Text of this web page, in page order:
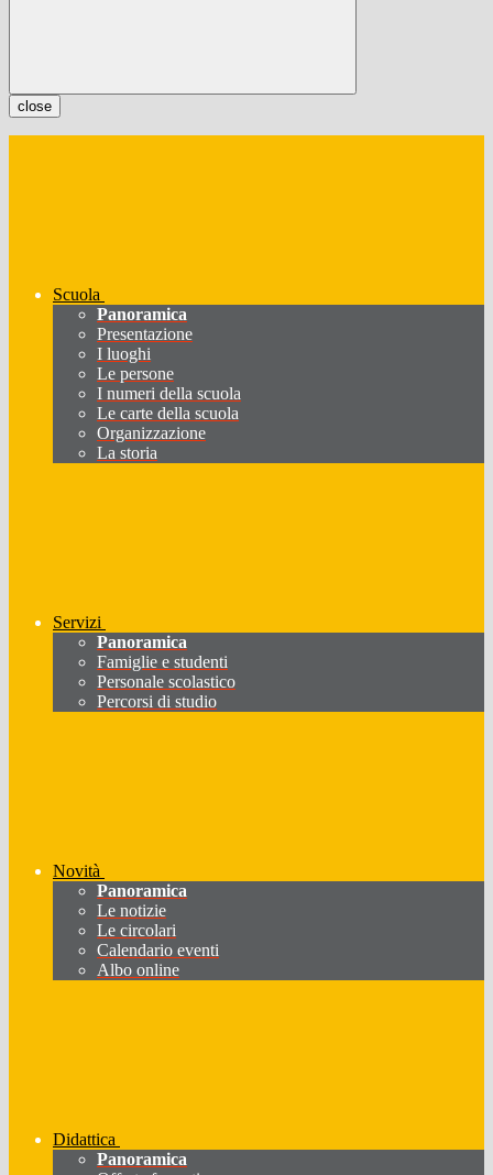
close
Scuola
Panoramica
Presentazione
I luoghi
Le persone
I numeri della scuola
Le carte della scuola
Organizzazione
La storia
Servizi
Panoramica
Famiglie e studenti
Personale scolastico
Percorsi di studio
Novità
Panoramica
Le notizie
Le circolari
Calendario eventi
Albo online
Didattica
Panoramica